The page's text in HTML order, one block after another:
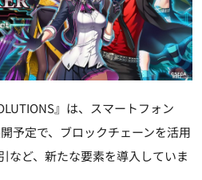
』は、スマートフォン
予定で、ブロックチェーンを活用
など、新たな要素を導入していま